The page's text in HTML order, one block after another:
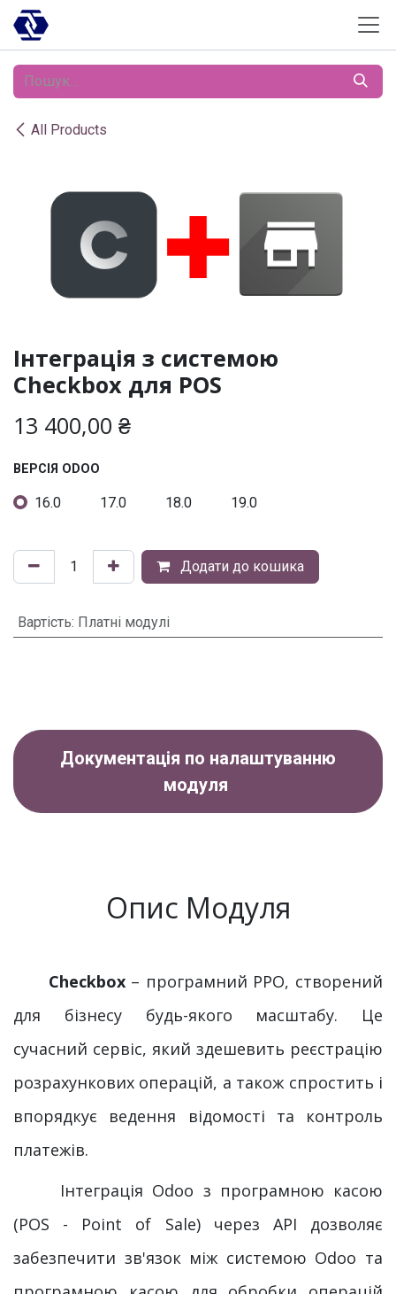
Skip to Content
All Products
Інтеграція з системою
Checkbox для POS
13 400,00 ₴
ВЕРСІЯ ODOO
16.0 17.0 18.0 19.0
Додати до кошика
Вартість: Платні модулі
Документація по налаштуванню
модуля
Опис Модуля
Checkbox– програмний РРО, створений
для бізнесу будь-якого масштабу. Це
сучасний сервіс, який здешевить реєстрацію
розрахункових операцій, а також спростить і
впорядкує ведення відомості та контроль
платежів.
Інтеграція Odoo з програмною касою
(POS - Point of Sale) через API дозволяє
забезпечити зв'язок між системою Odoo та